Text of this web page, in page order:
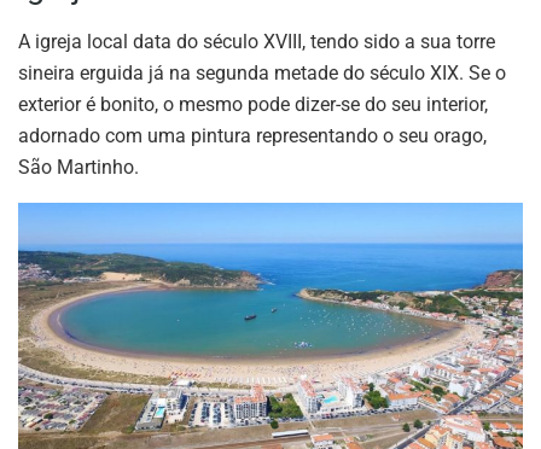
A igreja local data do século XVIII, tendo sido a sua torre
sineira erguida já na segunda metade do século XIX. Se o
exterior é bonito, o mesmo pode dizer-se do seu interior,
adornado com uma pintura representando o seu orago,
São Martinho.